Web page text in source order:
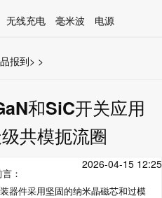
无线充电 毫米波
电源
>
报到 >
和SiC开关应用
共模扼流圈
2026-04-15 12:25
：
器件采用坚固的纳米晶磁芯和过模